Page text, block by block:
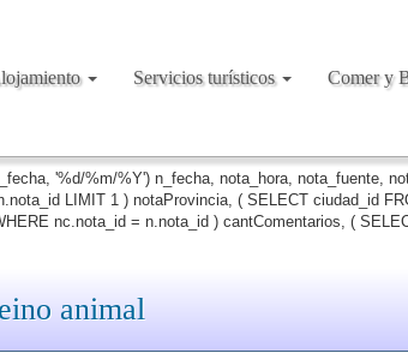
'%d/%m/%Y') n_fecha, nota_hora, nota_fuente,
LIMIT 1 ) notaProvincia, ( SELECT ciudad_id
nc.nota_id = n.nota_id ) cantComentarios, (
Servicios turísticos Comer y
animal